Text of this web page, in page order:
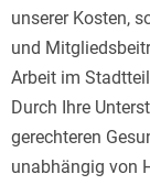
unserer Kosten,
und
Arbeit im
Durch Ihre
gerechteren
unabhängig von